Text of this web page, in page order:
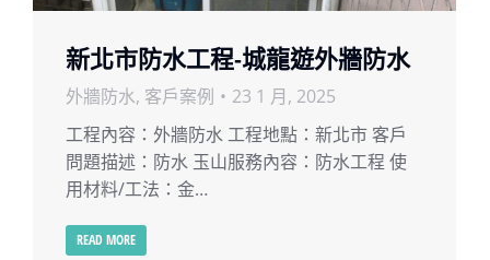
新北市防水工程-城龍遊外牆防水
外牆防水, 客戶案例
23 1 月, 2025
工程內容：外牆防水 工程地點：新北市 客戶
問題描述：防水 玉山服務內容：防水工程 使
用材料/工法：金…
READ MORE